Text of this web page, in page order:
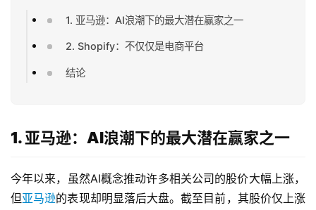
1. 亚马逊：AI浪潮下的最大潜在赢家之一
2. Shopify：不仅仅是电商平台
结论
1. 亚马逊：AI浪潮下的最大潜在赢家之一
今年以来，虽然AI概念推动许多相关公司的股价大幅上涨，
但亚马逊的表现却明显落后大盘。截至目前，其股价仅上涨